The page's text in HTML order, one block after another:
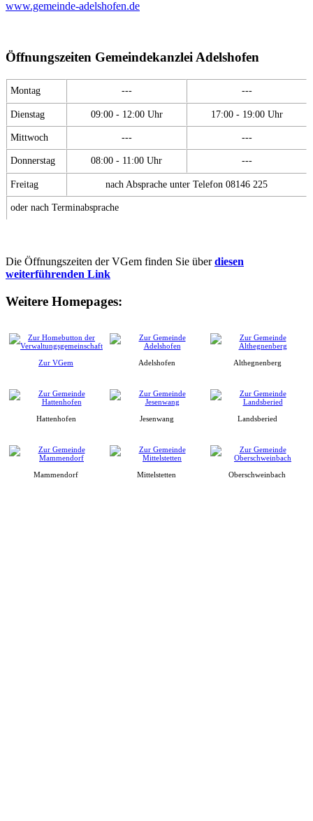
www.gemeinde-adelshofen.de
Öffnungszeiten Gemeindekanzlei Adelshofen
Montag --- ---
Dienstag 09:00 - 12:00 Uhr 17:00 - 19:00 Uhr
Mittwoch --- ---
Donnerstag 08:00 - 11:00 Uhr ---
Freitag nach Absprache unter Telefon 08146 225
oder nach Terminabsprache
Die Öffnungszeiten der VGem finden Sie überdiesen
weiterführenden Link
Weitere Homepages:
Zur VGem Adelshofen Althegnenberg
Hattenhofen Jesenwang Landsberied
Mammendorf Mittelstetten Oberschweinbach